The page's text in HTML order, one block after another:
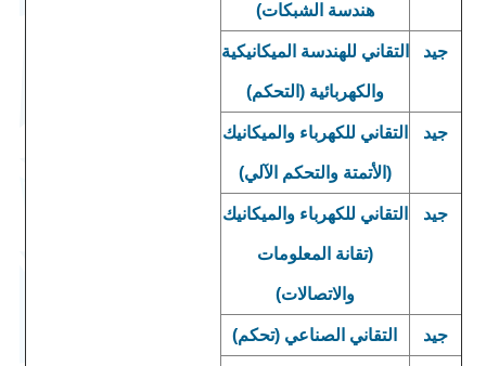
هندسة الشبكات)
جيد التقاني للهندسة الميكانيكية
والكهربائية (التحكم)
جيد التقاني للكهرباء والميكانيك
(الأتمتة والتحكم الآلي)
جيد التقاني للكهرباء والميكانيك
(تقانة المعلومات
والاتصالات)
جيد التقاني الصناعي (تحكم)